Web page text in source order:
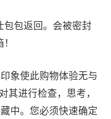
包包返回。会被密封
象使此购物体验无与
其进行检查，思考，
中。您必须快速确定